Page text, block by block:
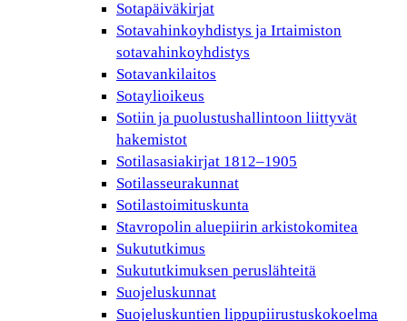
Sotapäiväkirjat
Sotavahinkoyhdistys ja Irtaimiston
sotavahinkoyhdistys
Sotavankilaitos
Sotaylioikeus
Sotiin ja puolustushallintoon liittyvät
hakemistot
Sotilasasiakirjat 1812–1905
Sotilasseurakunnat
Sotilastoimituskunta
Stavropolin aluepiirin arkistokomitea
Sukututkimus
Sukututkimuksen peruslähteitä
Suojeluskunnat
Suojeluskuntien lippupiirustuskokoelma